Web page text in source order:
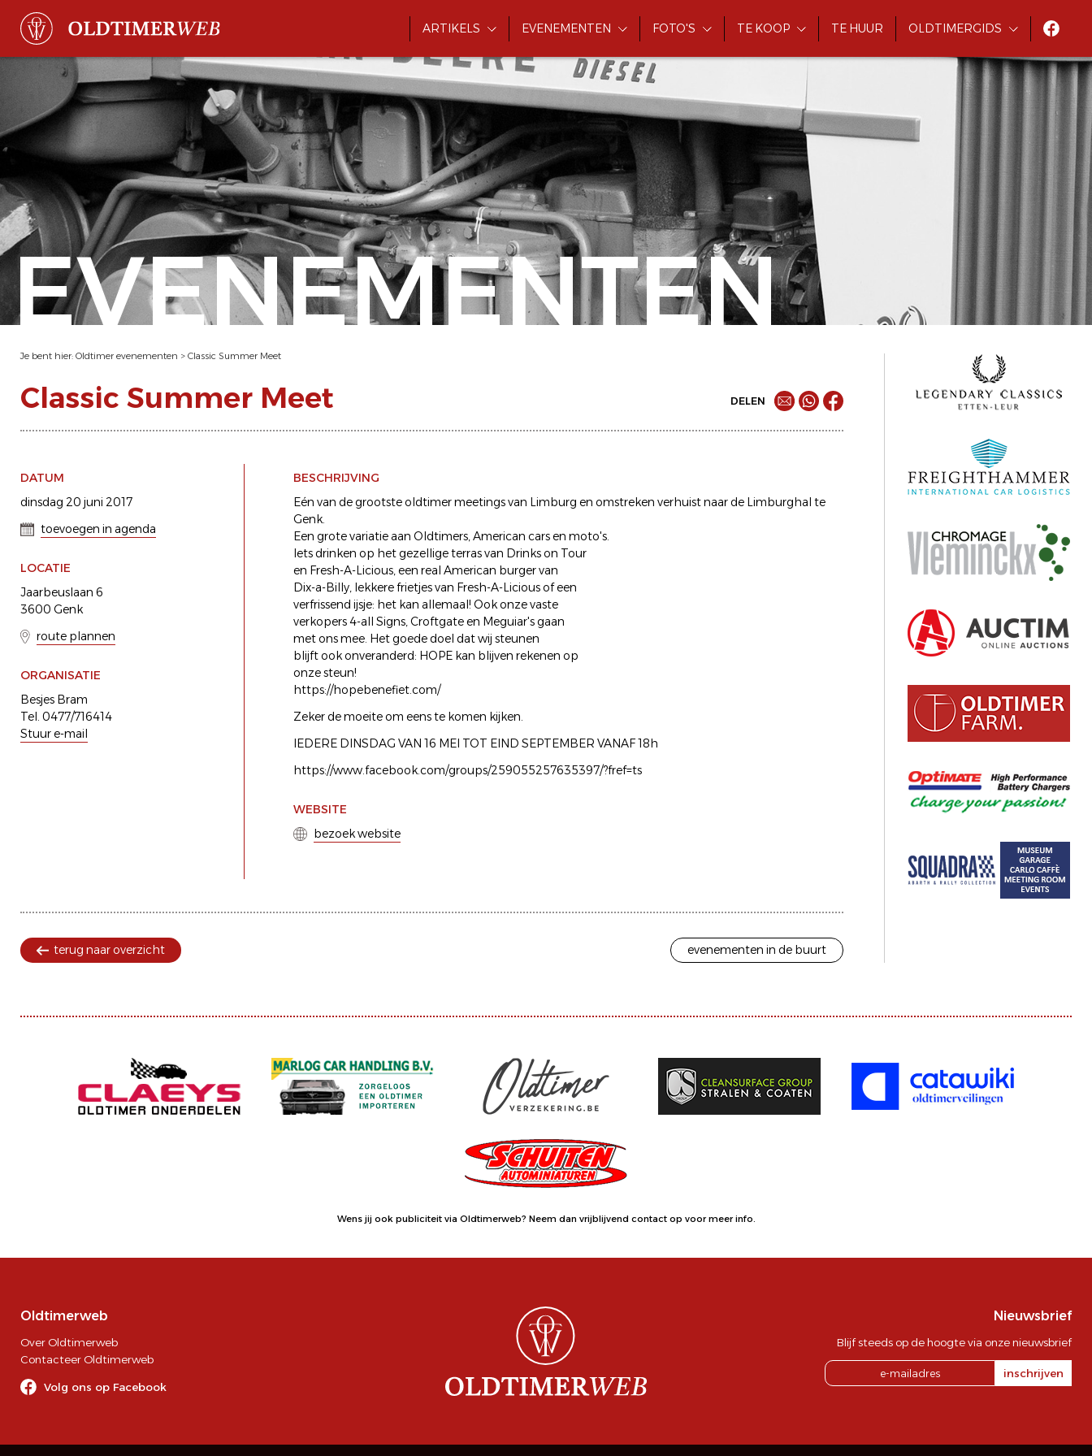
ARTIKELS EVENEMENTEN FOTO'S TE KOOP TE HUUR OLDTIMERGIDS
EVENEMENTEN
Je bent hier: Oldtimer evenementen > Classic Summer Meet
Classic Summer Meet DELEN
DATUM
dinsdag 20 juni 2017
toevoegen in agenda
LOCATIE
Jaarbeuslaan 6
3600 Genk
route plannen
ORGANISATIE
Besjes Bram
Tel. 0477/716414
Stuur e-mail
BESCHRIJVING
Eén van de grootste oldtimer meetings van Limburg en omstreken verhuist naar de Limburghal te
Genk.
Een grote variatie aan Oldtimers, American cars en moto's.
Iets drinken op het gezellige terras van Drinks on Tour
en Fresh-A-Licious, een real American burger van
Dix-a-Billy, lekkere frietjes van Fresh-A-Licious of een
verfrissend ijsje: het kan allemaal! Ook onze vaste
verkopers 4-all Signs, Croftgate en Meguiar's gaan
met ons mee. Het goede doel dat wij steunen
blijft ook onveranderd: HOPE kan blijven rekenen op
onze steun!
https://hopebenefiet.com/
Zeker de moeite om eens te komen kijken.
IEDERE DINSDAG VAN 16 MEI TOT EIND SEPTEMBER VANAF 18h
https://www.facebook.com/groups/259055257635397/?fref=ts
WEBSITE
bezoek website
terug naar overzicht evenementen in de buurt
Wens jij ook publiciteit via Oldtimerweb? Neem dan vrijblijvend contact op voor meer info.
Oldtimerweb
Over Oldtimerweb
Contacteer Oldtimerweb
Volg ons op Facebook
Nieuwsbrief
Blijf steeds op de hoogte via onze nieuwsbrief
inschrijven